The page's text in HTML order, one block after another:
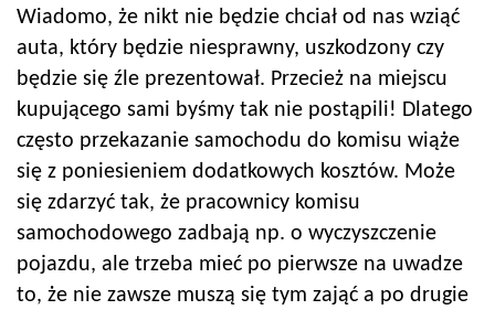
Wiadomo, że nikt nie będzie chciał od nas wziąć
auta, który będzie niesprawny, uszkodzony czy
będzie się źle prezentował. Przecież na miejscu
kupującego sami byśmy tak nie postąpili! Dlatego
często przekazanie samochodu do komisu wiąże
się z poniesieniem dodatkowych kosztów. Może
się zdarzyć tak, że pracownicy komisu
samochodowego zadbają np. o wyczyszczenie
pojazdu, ale trzeba mieć po pierwsze na uwadze
to, że nie zawsze muszą się tym zająć a po drugie